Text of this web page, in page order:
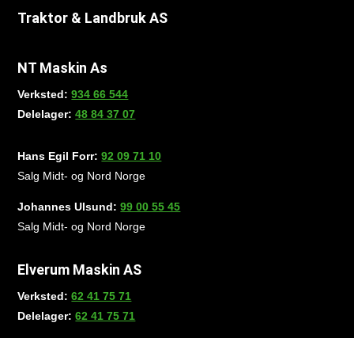
Traktor & Landbruk AS
NT Maskin As
Verksted:934 66 544
Delelager:48 84 37 07
Hans Egil Forr:92 09 71 10
Salg Midt- og Nord Norge
Johannes Ulsund:99 00 55 45
Salg Midt- og Nord Norge
Elverum Maskin AS
Verksted:62 41 75 71
Delelager:62 41 75 71